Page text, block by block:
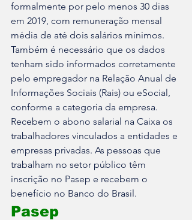
formalmente por pelo menos 30 dias
em 2019, com remuneração mensal
média de até dois salários mínimos.
Também é necessário que os dados
tenham sido informados corretamente
pelo empregador na Relação Anual de
Informações Sociais (Rais) ou eSocial,
conforme a categoria da empresa.
Recebem o abono salarial na Caixa os
trabalhadores vinculados a entidades e
empresas privadas. As pessoas que
trabalham no setor público têm
inscrição no Pasep e recebem o
benefício no Banco do Brasil.
Pasep